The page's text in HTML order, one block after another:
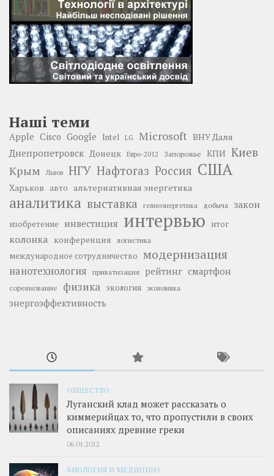
Наші теми
Apple Cisco Google Intel LG Microsoft ВНУ Даля
Днепропетровск Донецк Евро-2012 Запорожье КПИ Киев
Крым Львов НГУ Нафтогаз Россия США
Харьков авто альтернативная энергетика
аналитика выставка гелиоэнергетика добыча закон
изобретение инвестиция интервью итог
колонка конференция логистика
международное сотрудничество модернизация
нанотехнология приватизация рейтинг смартфон
соревнование физика экология экономика
энергоэффективность
ОБЩЕСТВО
Луганский клад может рассказать о
киммерийцах то, что пропустили в своих
описаниях древние греки
06.01.2012
БИОЛОГИЯ И МЕДИЦИНА